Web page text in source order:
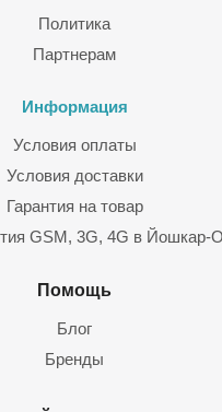
Политика
Партнерам
Информация
Условия оплаты
Условия доставки
Гарантия на товар
GSM, 3G, 4G в Йошкар-
Помощь
Блог
Бренды